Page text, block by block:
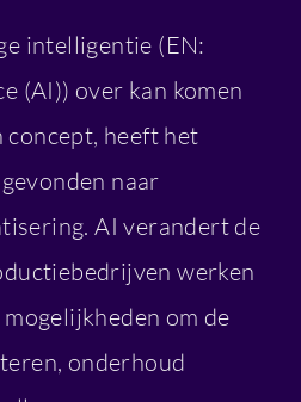
intelligentie (EN:
(AI)) over kan komen
heeft het
naar
AI verandert de
werken
om de
onderhoud